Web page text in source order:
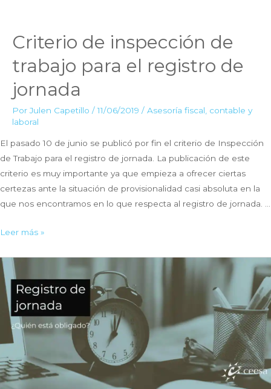
Criterio de inspección de
trabajo para el registro de
jornada
PorJulen Capetillo /11/06/2019 / Asesoría fiscal, contable y
laboral
El pasado 10 de junio se publicó por fin el criterio de Inspección
de Trabajo para el registro de jornada. La publicación de este
criterio es muy importante ya que empieza a ofrecer ciertas
certezas ante la situación de provisionalidad casi absoluta en la
que nos encontramos en lo que respecta al registro de jornada. …
Criterio
inspección
de
trabajo
para
registro
jornada
Leer más »